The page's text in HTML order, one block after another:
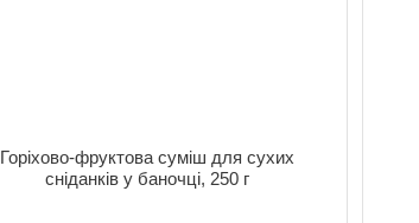
Горіхово-фруктова суміш для сухих
сніданків у баночці, 250 г